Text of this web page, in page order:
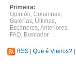
Primeira:
Opinión, Columnas,
Galerías, Últimas,
Escáneres,Anteriores,
FAQ, Buscador
RSS Que é Vieiros?